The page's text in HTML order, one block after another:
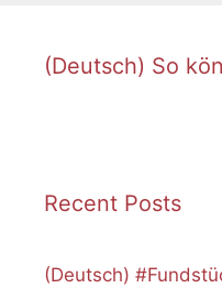
(Deutsch) So
Recent Posts
(Deutsch)